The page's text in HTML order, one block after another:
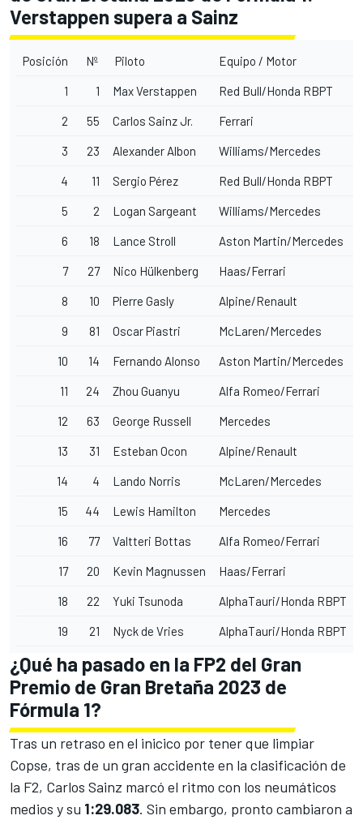
Verstappen supera a Sainz
Posición Nº Piloto Equipo / Motor
1 1 Max Verstappen Red Bull/Honda RBPT
2 55 Carlos Sainz Jr. Ferrari
3 23 Alexander Albon Williams/Mercedes
4 11 Sergio Pérez Red Bull/Honda RBPT
5 2 Logan Sargeant Williams/Mercedes
6 18 Lance Stroll Aston Martin/Mercedes
7 27 Nico Hülkenberg Haas/Ferrari
8 10 Pierre Gasly Alpine/Renault
9 81 Oscar Piastri McLaren/Mercedes
10 14 Fernando Alonso Aston Martin/Mercedes
11 24 Zhou Guanyu Alfa Romeo/Ferrari
12 63 George Russell Mercedes
13 31 Esteban Ocon Alpine/Renault
14 4 Lando Norris McLaren/Mercedes
15 44 Lewis Hamilton Mercedes
16 77 Valtteri Bottas Alfa Romeo/Ferrari
17 20 Kevin Magnussen Haas/Ferrari
18 22 Yuki Tsunoda AlphaTauri/Honda RBPT
19 21 Nyck de Vries AlphaTauri/Honda RBPT
¿Qué ha pasado en la FP2 del Gran
Premio de Gran Bretaña 2023 de
Fórmula 1?
Tras un retraso en el inicico por tener que limpiar
Copse, tras de un gran accidente en la clasificación de
la F2, Carlos Sainz marcó el ritmo con los neumáticos
medios y su 1:29.083. Sin embargo, pronto cambiaron a